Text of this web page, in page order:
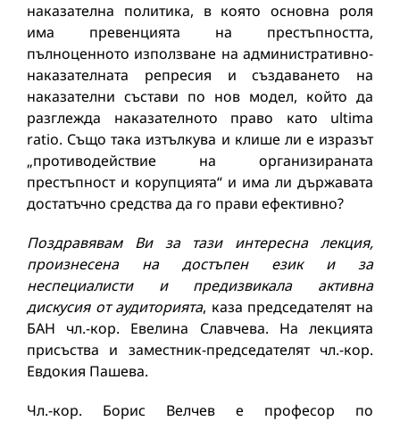
наказателна политика, в която основна роля
има превенцията на престъпността,
пълноценното използване на административно-
наказателната репресия и създаването на
наказателни състави по нов модел, който да
разглежда наказателното право като ultima
ratio. Също така изтълкува и клише ли е изразът
„противодействие на организираната
престъпност и корупцията“ и има ли държавата
достатъчно средства да го прави ефективно?
Поздравявам Ви за тази интересна лекция,
произнесена на достъпен език и за
неспециалисти и предизвикала активна
дискусия от аудиторията, каза председателят на
БАН чл.-кор. Евелина Славчева. На лекцията
присъства и заместник-председателят чл.-кор.
Евдокия Пашева.
Чл.-кор. Борис Велчев е професор по